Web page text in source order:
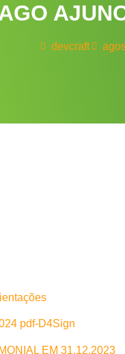
devcraft
pdf-D4Sign
EM 31.12.2023